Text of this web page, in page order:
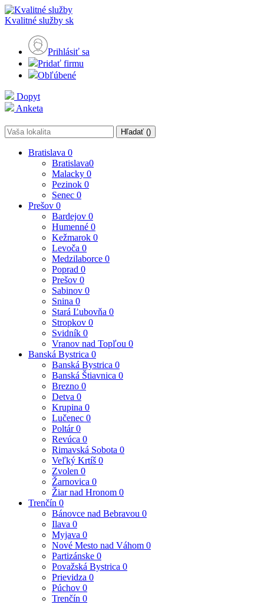
Kvalitné služby sk
Prihlásiť sa
Pridať firmu
Obľúbené
Dopyt
Anketa
Hľadať ()
Bratislava 0
Bratislava0
Malacky 0
Pezinok 0
Senec 0
Prešov 0
Bardejov 0
Humenné 0
Kežmarok 0
Levoča 0
Medzilaborce 0
Poprad 0
Prešov 0
Sabinov 0
Snina 0
Stará Ľubovňa 0
Stropkov 0
Svidník 0
Vranov nad Topľou 0
Banská Bystrica 0
Banská Bystrica 0
Banská Štiavnica 0
Brezno 0
Detva 0
Krupina 0
Lučenec 0
Poltár0
Revúca 0
Rimavská Sobota 0
Veľký Krtíš 0
Zvolen 0
Žarnovica 0
Žiar nad Hronom 0
Trenčín 0
Bánovce nad Bebravou 0
Ilava 0
Myjava 0
Nové Mesto nad Váhom 0
Partizánske 0
Považská Bystrica 0
Prievidza 0
Púchov 0
Trenčín 0